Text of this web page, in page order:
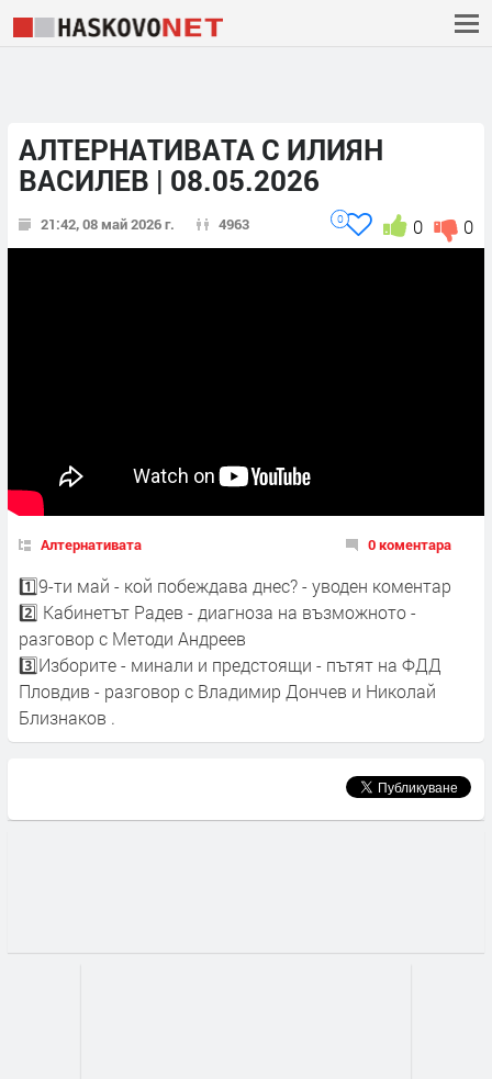
АЛТЕРНАТИВАТА С ИЛИЯН
ВАСИЛЕВ | 08.05.2026
21:42, 08 май 2026 г. 4963 0
0
0
Алтернативата 0 коментара
1️⃣9-ти май - кой побеждава днес? - уводен коментар
2️⃣ Кабинетът Радев - диагноза на възможното -
разговор с Методи Андреев
3️⃣Изборите - минали и предстоящи - пътят на ФДД
Пловдив - разговор с Владимир Дончев и Николай
Близнаков .